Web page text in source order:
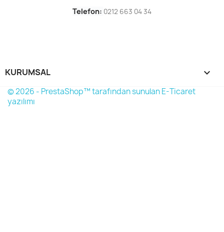
Telefon: 0212 663 04 34
KURUMSAL 
© 2026 - PrestaShop™ tarafından sunulan E-Ticaret
yazılımı